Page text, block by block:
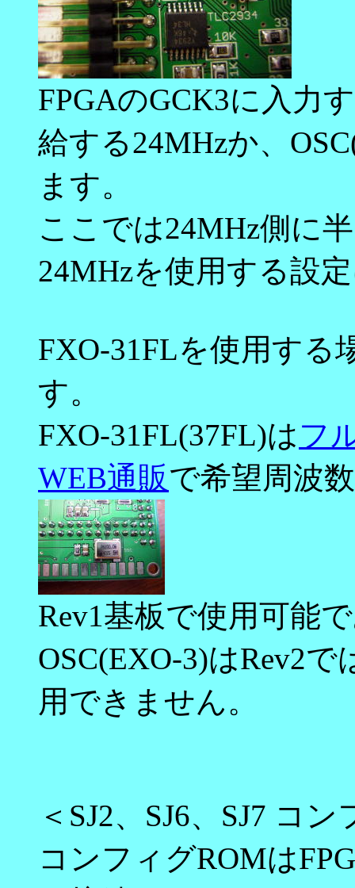
FPGAのGCK3に入力
給する24MHzか、
ます。
ここでは24MHz側に
24MHzを使用する設
FXO-31FLを使用する
す。
FXO-31FL(37FL)はフ
WEB通販で希望周波
Rev1基板で使用可能
OSC(EXO-3)はRev2
用できません。
＜SJ2、SJ6、SJ7 コ
コンフィグROMは